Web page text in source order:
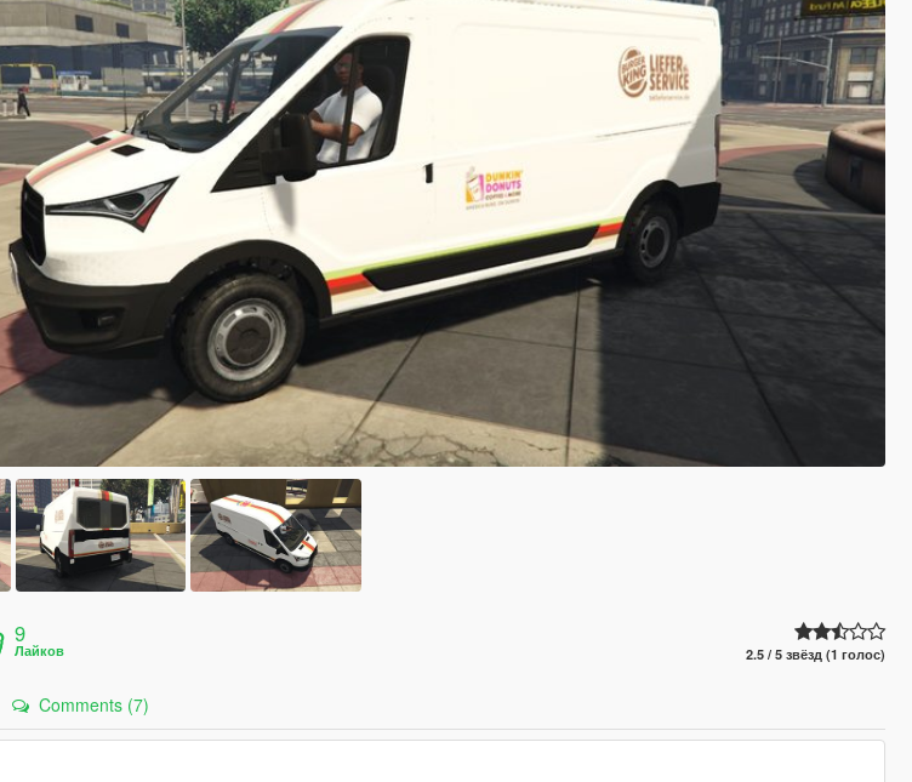
9
Лайков 2.5 / 5 звёзд (1 голос)
Comments (7)